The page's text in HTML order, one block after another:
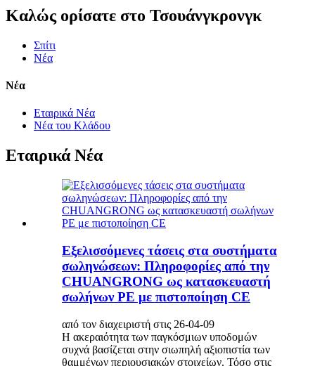
Καλώς ορίσατε στο Τσουάνγκρονγκ
Σπίτι
Νέα
Νέα
Εταιρικά Νέα
Νέα του Κλάδου
Εταιρικά Νέα
Εξελισσόμενες τάσεις στα συστήματα
σωληνώσεων: Πληροφορίες από την
CHUANGRONG ως κατασκευαστή
σωλήνων PE με πιστοποίηση CE
από τον διαχειριστή στις 26-04-09
Η ακεραιότητα των παγκόσμιων υποδομών
συχνά βασίζεται στην σιωπηλή αξιοπιστία των
θαμμένων περιουσιακών στοιχείων. Τόσο στις